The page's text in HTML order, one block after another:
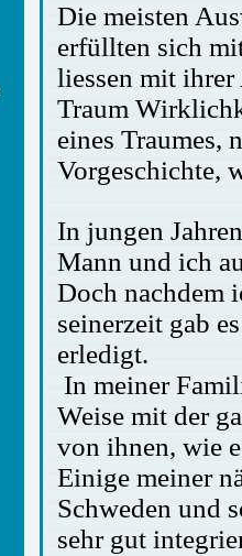
Die meisten
erfüllten sich
liessen mit
Traum
eines Traumes,
Vorgeschichte,
In jungen
Mann und ich
Doch nachdem
seinerzeit gab
erledigt.
In meiner
Weise mit der
von ihnen, wie
Einige meiner
Schweden und
sehr gut